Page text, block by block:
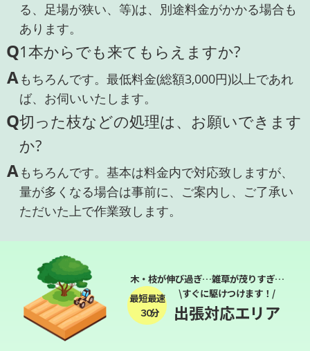
る、足場が狭い、等)は、別途料金がかかる場合も
あります。
Q1本からでも来てもらえますか?
Aもちろんです。最低料金(総額3,000円)以上であれ
ば、お伺いいたします。
Q切った枝などの処理は、お願いできます
か?
Aもちろんです。基本は料金内で対応致しますが、
量が多くなる場合は事前に、ご案内し、ご了承い
ただいた上で作業致します。
木・枝が伸び過ぎ…雑草が茂りすぎ…
最短最速
３０分
\すぐに駆けつけます！/
出張対応エリア